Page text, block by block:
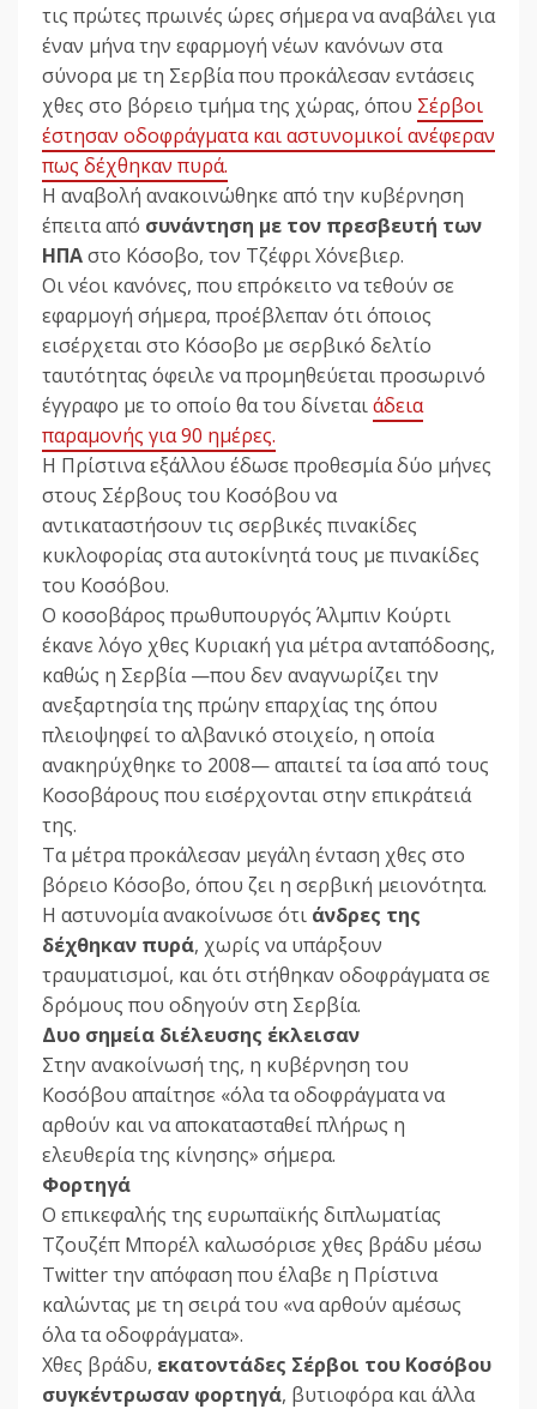
τις πρώτες πρωινές ώρες σήμερα να αναβάλει για
έναν μήνα την εφαρμογή νέων κανόνων στα
σύνορα με τη Σερβία που προκάλεσαν εντάσεις
χθες στο βόρειο τμήμα της χώρας, όπου Σέρβοι
έστησαν οδοφράγματα και αστυνομικοί ανέφεραν
πως δέχθηκαν πυρά.
Η αναβολή ανακοινώθηκε από την κυβέρνηση
έπειτα από συνάντηση με τον πρεσβευτή των
ΗΠΑστο Κόσοβο, τον Τζέφρι Χόνεβιερ.
Οι νέοι κανόνες, που επρόκειτο να τεθούν σε
εφαρμογή σήμερα, προέβλεπαν ότι όποιος
εισέρχεται στο Κόσοβο με σερβικό δελτίο
ταυτότητας όφειλε να προμηθεύεται προσωρινό
έγγραφο με το οποίο θα του δίνεταιάδεια
παραμονής για 90 ημέρες.
Η Πρίστινα εξάλλου έδωσε προθεσμία δύο μήνες
στους Σέρβους του Κοσόβου να
αντικαταστήσουν τις σερβικές πινακίδες
κυκλοφορίας στα αυτοκίνητά τους με πινακίδες
του Κοσόβου.
Ο κοσοβάρος πρωθυπουργός Άλμπιν Κούρτι
έκανε λόγο χθες Κυριακή για μέτρα ανταπόδοσης,
καθώς η Σερβία —που δεν αναγνωρίζει την
ανεξαρτησία της πρώην επαρχίας της όπου
πλειοψηφεί το αλβανικό στοιχείο, η οποία
ανακηρύχθηκε το 2008— απαιτεί τα ίσα από τους
Κοσοβάρους που εισέρχονται στην επικράτειά
της.
Τα μέτρα προκάλεσαν μεγάλη ένταση χθες στο
βόρειο Κόσοβο, όπου ζει η σερβική μειονότητα.
Η αστυνομία ανακοίνωσε ότι άνδρες της
δέχθηκαν πυρά, χωρίς να υπάρξουν
τραυματισμοί, και ότι στήθηκαν οδοφράγματα σε
δρόμους που οδηγούν στη Σερβία.
Δυο σημεία διέλευσης έκλεισαν
Στην ανακοίνωσή της, η κυβέρνηση του
Κοσόβου απαίτησε «όλα τα οδοφράγματα να
αρθούν και να αποκατασταθεί πλήρως η
ελευθερία της κίνησης» σήμερα.
Φορτηγά
Ο επικεφαλής της ευρωπαϊκής διπλωματίας
Τζουζέπ Μπορέλ καλωσόρισε χθες βράδυ μέσω
Twitter την απόφαση που έλαβε η Πρίστινα
καλώντας με τη σειρά του «να αρθούν αμέσως
όλα τα οδοφράγματα».
Χθες βράδυ, εκατοντάδες Σέρβοι του Κοσόβου
συγκέντρωσαν φορτηγά, βυτιοφόρα και άλλα